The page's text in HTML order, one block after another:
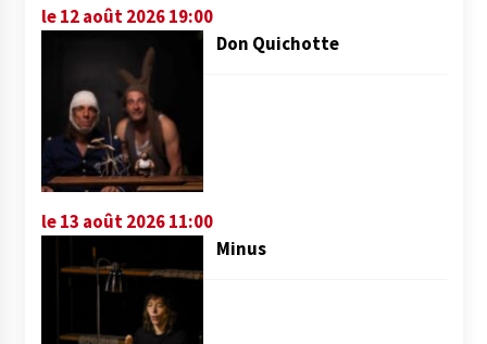
le 12 août 2026 19:00
Don Quichotte
le 13 août 2026 11:00
Minus